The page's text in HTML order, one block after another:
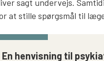
sagt undervejs.
at stille spørgsmål til
henvisning til